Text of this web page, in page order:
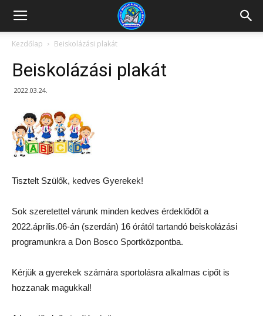
Kazincbarcikai
Pollack
Mihály
Iskola
Kezdőlap Beiskolázási plakát
Beiskolázási plakát
2022.03.24.
Tisztelt Szülők, kedves Gyerekek!
Sok szeretettel várunk minden kedves érdeklődőt a
2022.április.06-án (szerdán) 16 órától tartandó beiskolázási
programunkra a Don Bosco Sportközpontba.
Kérjük a gyerekek számára sportolásra alkalmas cipőt is
hozzanak magukkal!